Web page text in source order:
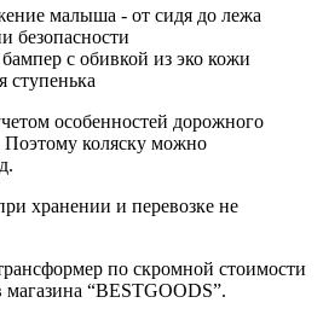
малыша - от сидя до лежа
безопасности
с обивкой из эко кожи
ступенька
особенностей дорожного
коляску можно
хранении и перевозке не
по скромной стоимости
магазина “BESTGOODS”.